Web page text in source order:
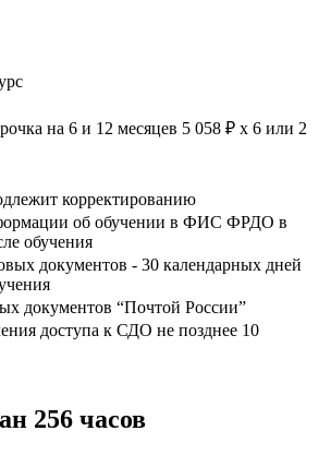
на 6 и 12 месяцев 5 058 ₽ х 6 или 2
корректированию
об обучении в ФИС ФРДО в
обучения
документов - 30 календарных дней
документов “Почтой России”
доступа к СДО не позднее 10
256 часов